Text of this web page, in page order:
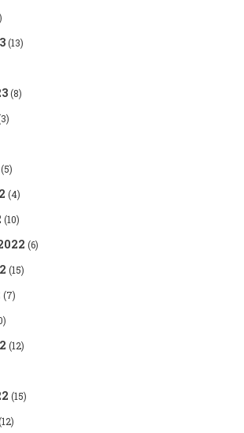
(13)
(8)
(5)
(4)
(10)
(6)
(15)
(7)
(12)
(15)